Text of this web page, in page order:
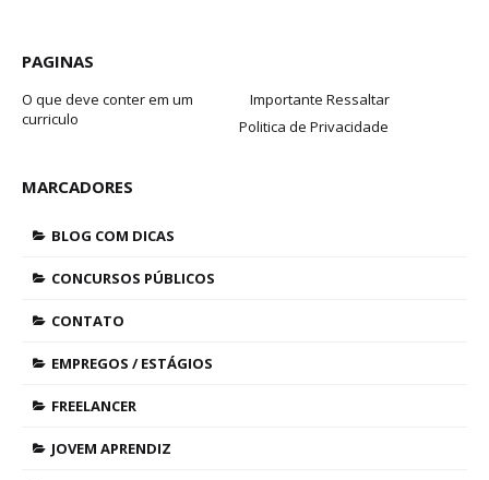
PAGINAS
O que deve conter em um
curriculo
Importante Ressaltar
Politica de Privacidade
MARCADORES
BLOG COM DICAS
CONCURSOS PÚBLICOS
CONTATO
EMPREGOS / ESTÁGIOS
FREELANCER
JOVEM APRENDIZ